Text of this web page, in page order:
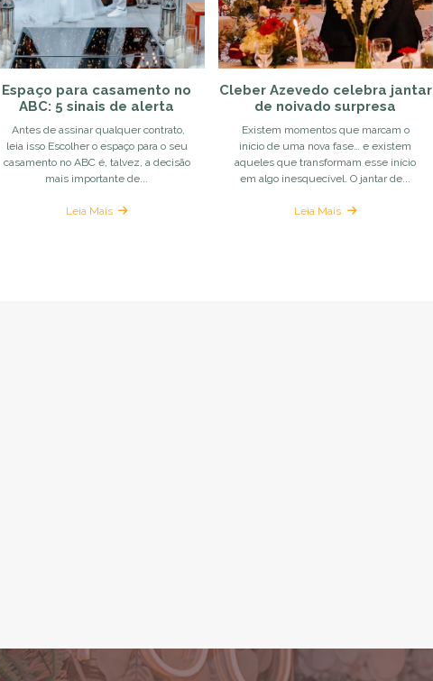
Espaço para casamento no
ABC: 5 sinais de alerta
Antes de assinar qualquer contrato,
leia isso Escolher o espaço para o seu
casamento no ABC é, talvez, a decisão
mais importante de...
Leia Mais
Cleber Azevedo celebra jantar
de noivado surpresa
Existem momentos que marcam o
início de uma nova fase… e existem
aqueles que transformam esse início
em algo inesquecível. O jantar de...
Leia Mais
ACESSE NOSSO CARDÁPIO DOS SONHOS